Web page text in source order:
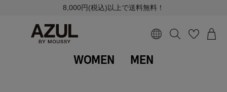
8,000円(税込)以上で送料無料！
WOMEN MEN